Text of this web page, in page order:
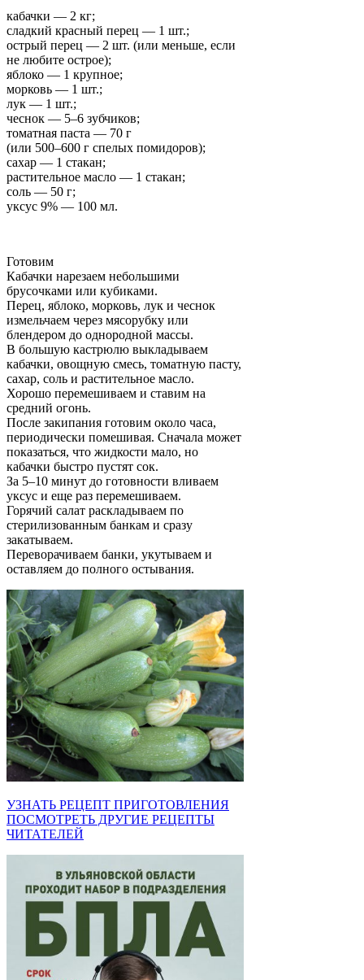
кабачки — 2 кг;
сладкий красный перец — 1 шт.;
острый перец — 2 шт. (или меньше, если
не любите острое);
яблоко — 1 крупное;
морковь — 1 шт.;
лук — 1 шт.;
чеснок — 5–6 зубчиков;
томатная паста — 70 г
(или 500–600 г спелых помидоров);
сахар — 1 стакан;
растительное масло — 1 стакан;
соль — 50 г;
уксус 9% — 100 мл.
Готовим
Кабачки нарезаем небольшими
брусочками или кубиками.
Перец, яблоко, морковь, лук и чеснок
измельчаем через мясорубку или
блендером до однородной массы.
В большую кастрюлю выкладываем
кабачки, овощную смесь, томатную пасту,
сахар, соль и растительное масло.
Хорошо перемешиваем и ставим на
средний огонь.
После закипания готовим около часа,
периодически помешивая. Сначала может
показаться, что жидкости мало, но
кабачки быстро пустят сок.
За 5–10 минут до готовности вливаем
уксус и еще раз перемешиваем.
Горячий салат раскладываем по
стерилизованным банкам и сразу
закатываем.
Переворачиваем банки, укутываем и
оставляем до полного остывания.
УЗНАТЬ РЕЦЕПТ ПРИГОТОВЛЕНИЯ
ПОСМОТРЕТЬ ДРУГИЕ РЕЦЕПТЫ
ЧИТАТЕЛЕЙ